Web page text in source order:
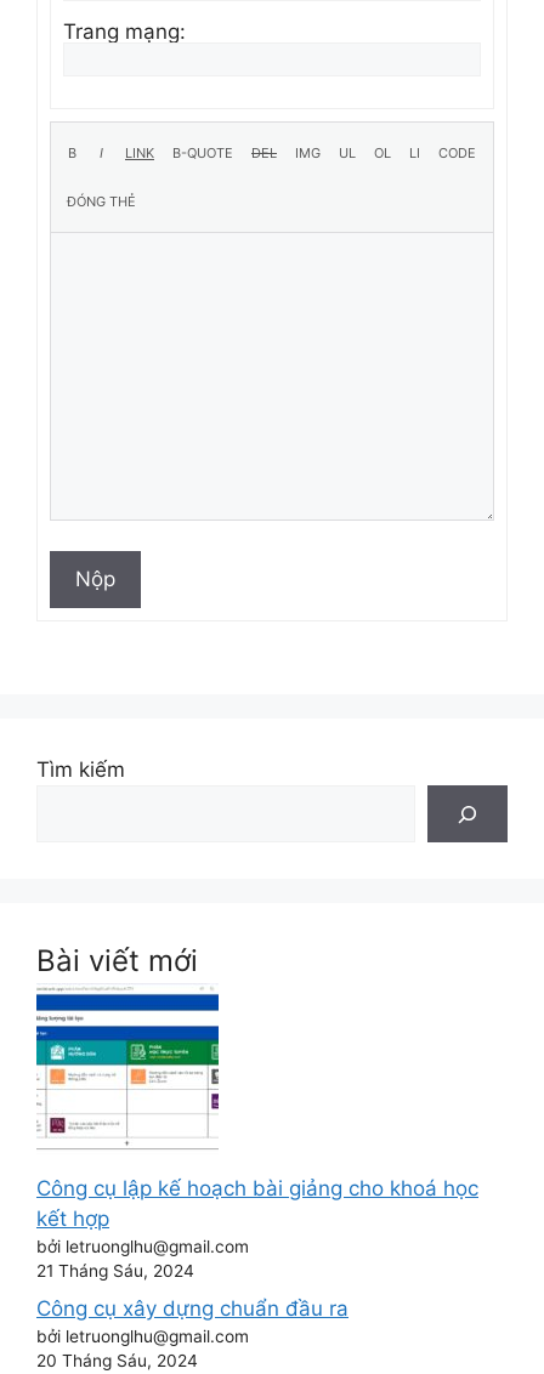
Trang mạng:
Nộp
Tìm kiếm
Bài viết mới
Công cụ lập kế hoạch bài giảng cho khoá học
kết hợp
bởi letruonglhu@gmail.com
21 Tháng Sáu, 2024
Công cụ xây dựng chuẩn đầu ra
bởi letruonglhu@gmail.com
20 Tháng Sáu, 2024